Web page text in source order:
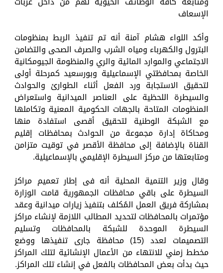
الإسعاف
وأكد اللواء هشام آمنة أنه تم تنفيذ الربط بمنظومات
البترول والكهرباء ومياه الشرب والصرف الصحى والتضامن
الاجتماعي والموارد المائية والري والمنظومة الجيومكانية
الخاصة بمحافظتي الإسماعيلية وبورسعيد كمرحلة أولى
لتحقيق الاستجابة ورد الفعل أثناء الطوارئ والحوادث
والسيطرة اللحظية على العناصر الميدانية واستعراض
المنظومات المتاحة بالجهات الحكومية المعنية وتكاملها
مع الشبكة الوطنية لتحقيق أقصى استفادة منها
ومحاكاة إدارة مجموعة من الحوادث بمحافظات إقليم
القناة بالإضافة إلى محافظة الأقصر في توقيت متزامن
ومتابعتها من مركز السيطرة الإقليمي بالإسماعيلية.
وقال وزير التنمية المحلية أنه فى إطار تعميم مراكز
السيطرة على باقي محافظات الجمهورية قامت الوزارة
بمشاركة فريق العمل المُكلف بتنفيذ زيارات ميدانية وعقد
مؤتمرات بالمحافظات لتحديد المطالب اللازمة لإنشاء مراكز
السيطرة الموحدة للشبكة بالمحافظات وتسليم
التصميمات لعدد (15) محافظة جارى تنفيذها ووضع
مخطط زمني للانتهاء من الأعمال الإنشائية لتلك المراكز
حيث بدأت بعض المحافظات بالفعل في إنشاء تلك المراكز.